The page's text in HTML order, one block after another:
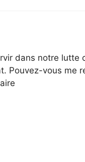
dans notre lutte
Pouvez-vous me